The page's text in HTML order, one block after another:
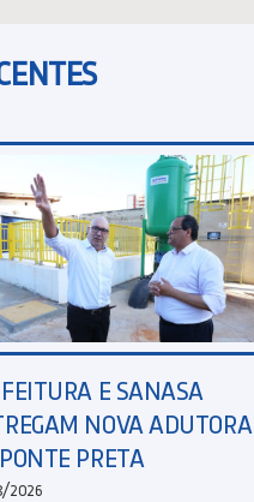
E SANASA
NOVA ADUTORA
PRETA
2026